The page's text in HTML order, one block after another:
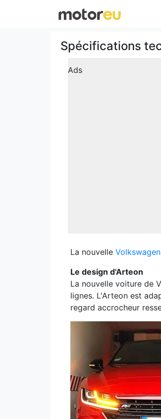
Spécifications
Ads
La nouvelle
Le design d'Arteon
La nouvelle voiture de
lignes. L'Arteon est
regard accrocheur